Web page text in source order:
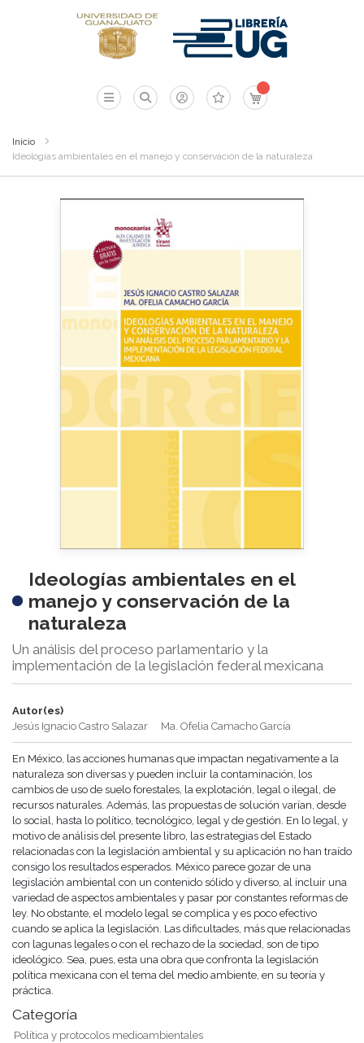
Mi carrito
Inicio
Ideologías ambientales en el manejo y conservación de la naturaleza
Ideologías ambientales en el
manejo y conservación de la
naturaleza
Un análisis del proceso parlamentario y la
implementación de la legislación federal mexicana
Autor(es)
Jesús Ignacio Castro Salazar
Ma. Ofelia Camacho García
En México, las acciones humanas que impactan negativamente a la
naturaleza son diversas y pueden incluir la contaminación, los
cambios de uso de suelo forestales, la explotación, legal o ilegal, de
recursos naturales. Además, las propuestas de solución varían, desde
lo social, hasta lo político, tecnológico, legal y de gestión. En lo legal, y
motivo de análisis del presente libro, las estrategias del Estado
relacionadas con la legislación ambiental y su aplicación no han traído
consigo los resultados esperados. México parece gozar de una
legislación ambiental con un contenido sólido y diverso, al incluir una
variedad de aspectos ambientales y pasar por constantes reformas de
ley. No obstante, el modelo legal se complica y es poco efectivo
cuando se aplica la legislación. Las dificultades, más que relacionadas
con lagunas legales o con el rechazo de la sociedad, son de tipo
ideológico. Sea, pues, esta una obra que confronta la legislación
política mexicana con el tema del medio ambiente, en su teoría y
práctica.
Categoría
Política y protocolos medioambientales